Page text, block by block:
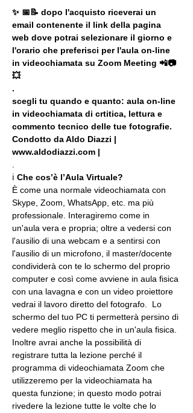
✨ 📅📝 dopo l'acquisto riceverai un
email contenente il link della pagina
web dove potrai selezionare il giorno e
l'orario che preferisci per l'aula on-line
in videochiamata su Zoom Meeting 📲📷
💥
.
scegli tu quando e quanto: aula on-line
in videochiamata di crtitica, lettura e
commento tecnico delle tue fotografie.
Condotto da Aldo Diazzi |
www.aldodiazzi.com |
ℹ Che cos’è l’Aula Virtuale?
È come una normale videochiamata con
Skype, Zoom, WhatsApp, etc. ma più
professionale. Interagiremo come in
un'aula vera e propria; oltre a vedersi con
l'ausilio di una webcam e a sentirsi con
l'ausilio di un microfono, il master/docente
condividerà con te lo schermo del proprio
computer e così come avviene in aula fisica
con una lavagna e con un video proiettore
vedrai il lavoro diretto del fotografo.  Lo
schermo del tuo PC ti permetterà persino di
vedere meglio rispetto che in un'aula fisica.
Inoltre avrai anche la possibilità di
registrare tutta la lezione perché il
programma di videochiamata Zoom che
utilizzeremo per la videochiamata ha
questa funzione; in questo modo potrai
rivedere la lezione tutte le volte che lo